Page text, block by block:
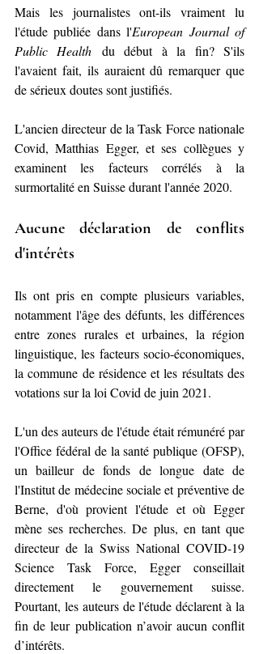
Mais les journalistes ont-ils vraiment lu
l'étude publiée dans l'European Journal of
Public Health du début à la fin? S'ils
l'avaient fait, ils auraient dû remarquer que
de sérieux doutes sont justifiés.
L'ancien directeur de la Task Force nationale
Covid, Matthias Egger, et ses collègues y
examinent les facteurs corrélés à la
surmortalité en Suisse durant l'année 2020.
Aucune déclaration de conflits
d'intérêts
Ils ont pris en compte plusieurs variables,
notamment l'âge des défunts, les différences
entre zones rurales et urbaines, la région
linguistique, les facteurs socio-économiques,
la commune de résidence et les résultats des
votations sur la loi Covid de juin 2021.
L'un des auteurs de l'étude était rémunéré par
l'Office fédéral de la santé publique (OFSP),
un bailleur de fonds de longue date de
l'Institut de médecine sociale et préventive de
Berne, d'où provient l'étude et où Egger
mène ses recherches. De plus, en tant que
directeur de la Swiss National COVID-19
Science Task Force, Egger conseillait
directement le gouvernement suisse.
Pourtant, les auteurs de l'étude déclarent à la
fin de leur publication n’avoir aucun conflit
d’intérêts.